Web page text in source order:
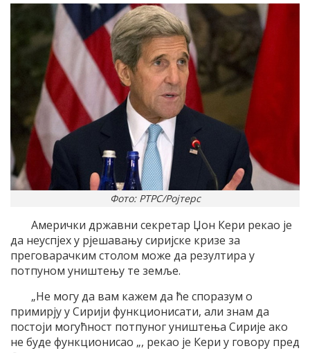
Фото: РТРС/Ројтерс
Амерички државни секретар Џон Кери рекао је
да неуспјех у рјешавању сиријске кризе за
преговарачким столом може да резултира у
потпуном уништењу те земље.
„Не могу да вам кажем да ће споразум о
примирју у Сирији функционисати, али знам да
постоји могућност потпуног уништења Сирије ако
не буде функционисао „, рекао је Кери у говору пред